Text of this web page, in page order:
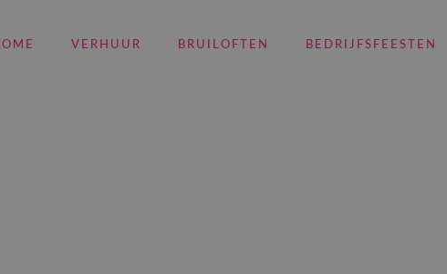
VERHUUR BRUILOFTEN BEDRIJFSFEESTEN